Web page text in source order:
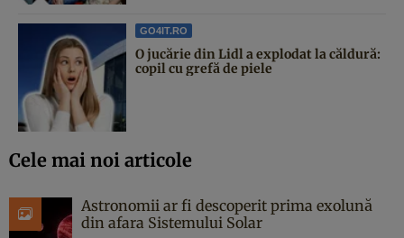
GO4IT.RO
O jucărie din Lidl a explodat la căldură:
copil cu grefă de piele
Cele mai noi articole
Astronomii ar fi descoperit prima exolună
din afara Sistemului Solar